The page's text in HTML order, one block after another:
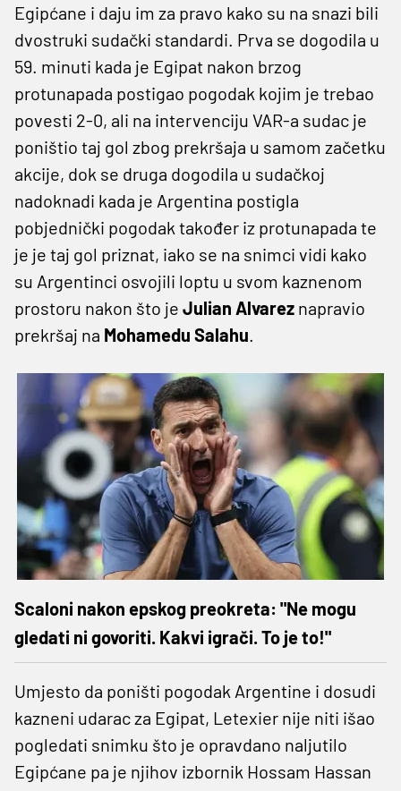
Egipćane i daju im za pravo kako su na snazi bili
dvostruki sudački standardi. Prva se dogodila u
59. minuti kada je Egipat nakon brzog
protunapada postigao pogodak kojim je trebao
povesti 2-0, ali na intervenciju VAR-a sudac je
poništio taj gol zbog prekršaja u samom začetku
akcije, dok se druga dogodila u sudačkoj
nadoknadi kada je Argentina postigla
pobjednički pogodak također iz protunapada te
je je taj gol priznat, iako se na snimci vidi kako
su Argentinci osvojili loptu u svom kaznenom
prostoru nakon što je Julian Alvarez napravio
prekršaj na Mohamedu Salahu.
Scaloni nakon epskog preokreta: "Ne mogu
gledati ni govoriti. Kakvi igrači. To je to!"
Umjesto da poništi pogodak Argentine i dosudi
kazneni udarac za Egipat, Letexier nije niti išao
pogledati snimku što je opravdano naljutilo
Egipćane pa je njihov izbornik Hossam Hassan